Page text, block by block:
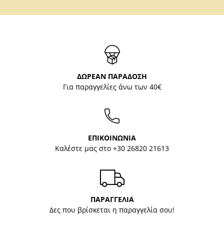
ΔΩΡΕΑΝ ΠΑΡΑΔΟΣΗ
Για παραγγελίες άνω των 40€
ΕΠΙΚΟΙΝΩΝΙΑ
Καλέστε μας στο +30 26820 21613
ΠΑΡΑΓΓΕΛΙΑ
Δες που βρίσκεται η παραγγελία σου!